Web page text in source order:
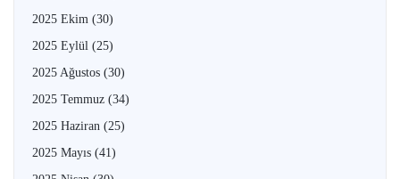
2025 Ekim (30)
2025 Eylül (25)
2025 Ağustos (30)
2025 Temmuz (34)
2025 Haziran (25)
2025 Mayıs (41)